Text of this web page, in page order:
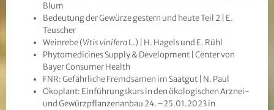
Blum
Bedeutung der Gewürze gestern und heute Teil 2 | E.
Teuscher
Weinrebe (Vitis viniferaL.) | H. Hagels und E. Rühl
Phytomedicines Supply & Development | Center von
Bayer Consumer Health
FNR: Gefährliche Fremdsamen im Saatgut | N. Paul
Ökoplant: Einführungskurs in den ökologischen Arznei-
und Gewürzpflanzenanbau 24.–25.01.2023 in